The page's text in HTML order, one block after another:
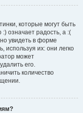
которые могут быть
означает радость, а :(
увидеть в форме
используя их: они легко
может
его.
количество